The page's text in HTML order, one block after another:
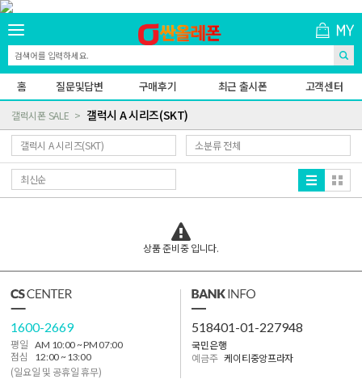
홈 질문및답변 구매후기 최근 출시폰 고객센터
갤럭시폰 SALE 갤럭시 A 시리즈(SKT)
상품 준비중 입니다.
1600-2669
평일
AM 10:00 ~ PM 07:00
점심
12:00 ~ 13:00
(일요일 및 공휴일 휴무)
518401-01-227948
국민은행
예금주 케이티중앙프라자